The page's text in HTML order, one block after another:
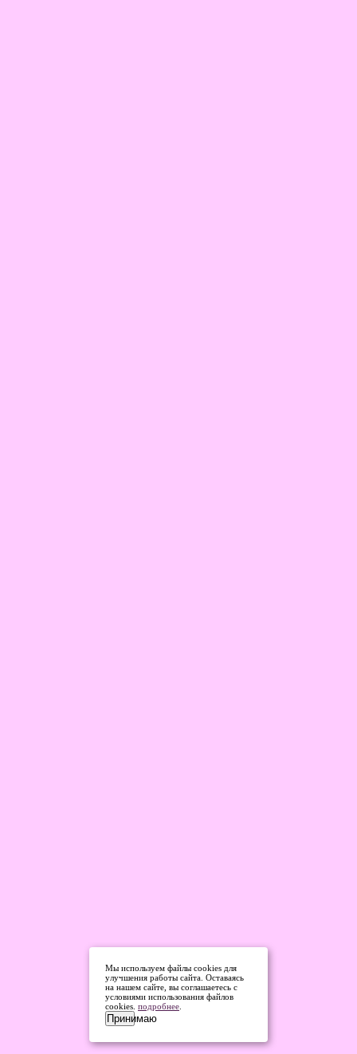
Мы используем файлы cookies для
улучшения работы сайта. Оставаясь
на нашем сайте, вы соглашаетесь с
условиями использования файлов
cookies. подробнее
Принимаю